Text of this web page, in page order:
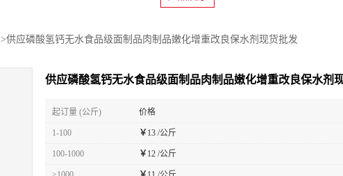
>供应磷酸氢钙无水食品级面制品肉制品嫩化增重改良保水剂现货批发
供应磷酸氢钙无水食品级面制品肉制品嫩化增重改良保水剂
起订量 (公斤) 价格
1-100 ￥ 13 /公斤
100-1000 ￥ 12 /公斤